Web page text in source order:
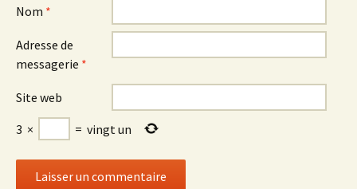
Nom *
Adresse de
messagerie *
Site web
3 × = vingt un